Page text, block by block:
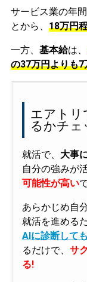
サービス業の年
とから、 18万円
一方、 基本給は、
の37万円よりも
エアトリ
るかチェ
就活で、 大事
自分の強みが
可能性が高い
あらかじめ自
就活を進める
AIに診断して
るだけで、 サ
る!